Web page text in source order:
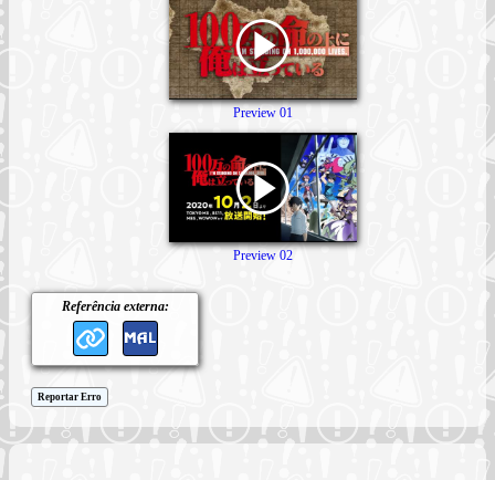
Referência externa:
Preview 01
Preview 02
Reportar Erro